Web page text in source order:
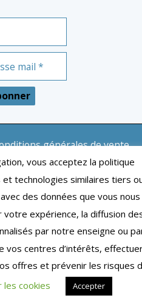
générales de vente
| Tous droits réservés
vous acceptez la politique
technologies similaires tiers
des données que vous nous
expérience, la diffusion
par notre enseigne ou
vos centres d’intérêts,
offres et prévenir les risques
les cookies Accepter